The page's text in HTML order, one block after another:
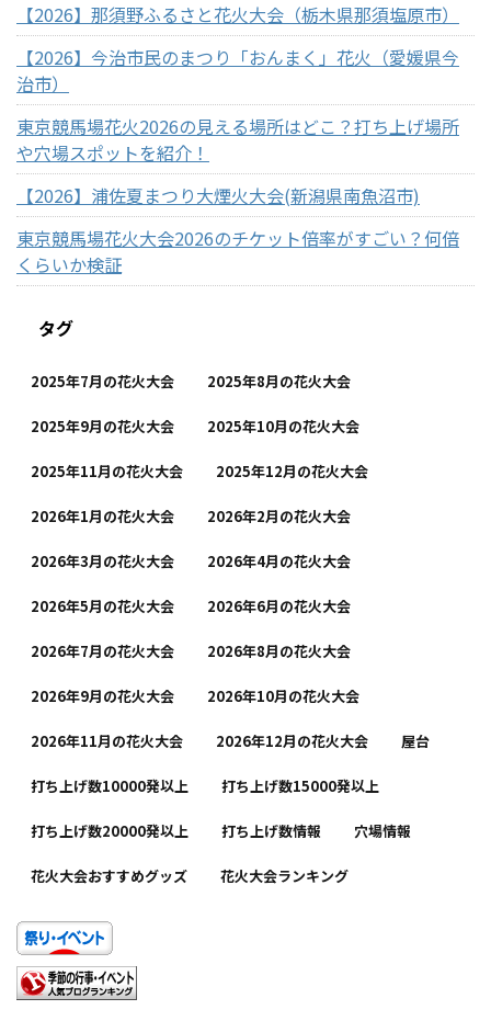
【2026】那須野ふるさと花火大会（栃木県那須塩原市）
【2026】今治市民のまつり「おんまく」花火（愛媛県今
治市）
東京競馬場花火2026の見える場所はどこ？打ち上げ場所
や穴場スポットを紹介！
【2026】浦佐夏まつり大煙火大会(新潟県南魚沼市)
東京競馬場花火大会2026のチケット倍率がすごい？何倍
くらいか検証
タグ
2025年7月の花火大会 2025年8月の花火大会
2025年9月の花火大会 2025年10月の花火大会
2025年11月の花火大会 2025年12月の花火大会
2026年1月の花火大会 2026年2月の花火大会
2026年3月の花火大会 2026年4月の花火大会
2026年5月の花火大会 2026年6月の花火大会
2026年7月の花火大会 2026年8月の花火大会
2026年9月の花火大会 2026年10月の花火大会
2026年11月の花火大会 2026年12月の花火大会 屋台
打ち上げ数10000発以上 打ち上げ数15000発以上
打ち上げ数20000発以上 打ち上げ数情報 穴場情報
花火大会おすすめグッズ 花火大会ランキング